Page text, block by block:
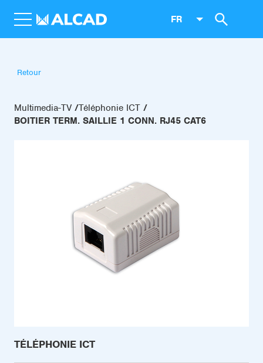
FR
Retour
Multimedia-TV Téléphonie ICT
BOITIER TERM. SAILLIE 1 CONN. RJ45 CAT6
TÉLÉPHONIE ICT